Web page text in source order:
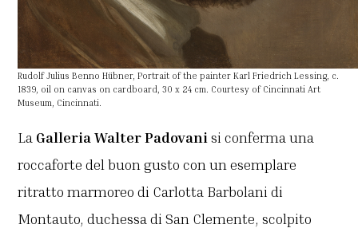
Rudolf Julius Benno Hübner, Portrait of the painter Karl Friedrich Lessing, c.
1839, oil on canvas on cardboard, 30 x 24 cm. Courtesy of Cincinnati Art
Museum, Cincinnati.
La Galleria Walter Padovani si conferma una
roccaforte del buon gusto con un esemplare
ritratto marmoreo di Carlotta Barbolani di
Montauto, duchessa di San Clemente, scolpito